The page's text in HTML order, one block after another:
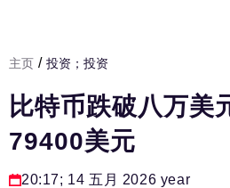
人力资源部
房间人
法律实务
主页 / 投资；投资
比特币跌破八万美
79400美元
20:17; 14 五月 2026 year